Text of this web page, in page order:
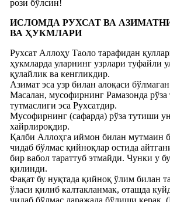
рози бўлсин!
ИСЛОМДА РУХСАТ ВА
ВА ҲУКМЛАРИ
Рухсат Аллоҳу Таоло тарафидан
ҳукмларда уларнинг узрлари туфайли
қулайлик ва кенгликдир.
Азимат эса узр билан алоқаси
Масалан, мусофирнинг Рамазонда
тутмаслиги эса Рухсатдир.
Мусофирнинг (сафарда) рўза тутиши
хайрлироқдир.
Қалби Аллоҳга иймон билан мутмаин
чидаб бўлмас қийноқлар остида
бир вабол тараттуб этмайди. Чунки у
қилинди.
Фақат бу нуқтада қийноқ ўлим билан
ўласи қилиб калтакланмак, оташда
чидаб бўлмас даражада бўлиши керак.